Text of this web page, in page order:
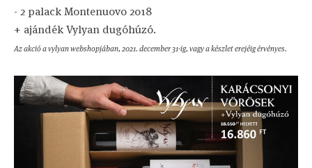
- 2 palack Montenuovo 2018
+ ajándék Vylyan dugóhúzó.
Az akció a vylyan webshopjában, 2021. december 31-ig, vagy a készlet erejéig érvényes.